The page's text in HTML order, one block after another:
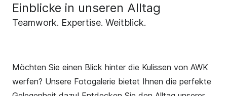
Einblicke in unseren Alltag
Teamwork. Expertise. Weitblick.
Möchten Sie einen Blick hinter die Kulissen von AWK
werfen? Unsere Fotogalerie bietet Ihnen die perfekte